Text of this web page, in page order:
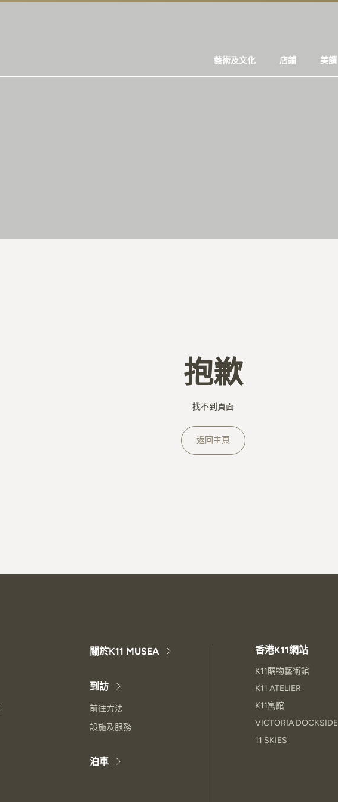
藝術及文化 店鋪 美饌
抱歉
找不到頁面
返回主頁
關於K11 MUSEA
到訪
前往方法
設施及服務
泊車
香港K11網站
K11購物藝術館
K11 ATELIER
K11寓館
VICTORIA DOCKSIDE
11 SKIES